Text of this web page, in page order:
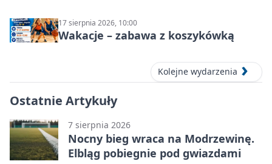
17 sierpnia 2026, 10:00
Wakacje – zabawa z koszykówką
Kolejne wydarzenia
Ostatnie Artykuły
7 sierpnia 2026
Nocny bieg wraca na Modrzewinę.
Elbląg pobiegnie pod gwiazdami